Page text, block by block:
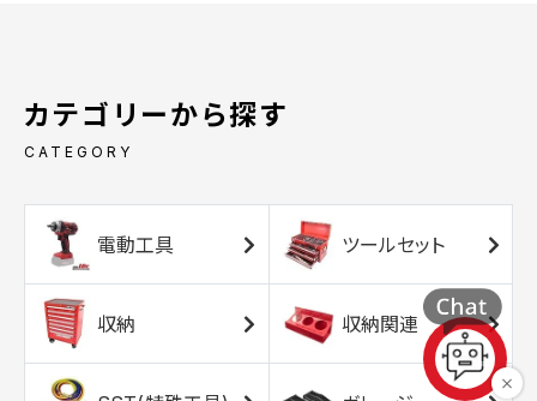
カテゴリーから探す
CATEGORY
電動工具 ツールセット
収納 収納関連